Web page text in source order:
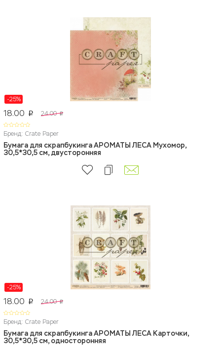
-25%
18.00 p 24.00 p
Бренд: Crate Paper
Бумага для скрапбукинга АРОМАТЫ ЛЕСА Мухомор,
30,5*30,5 см, двусторонняя
-25%
18.00 p 24.00 p
Бренд: Crate Paper
Бумага для скрапбукинга АРОМАТЫ ЛЕСА Карточки,
30,5*30,5 см, односторонняя